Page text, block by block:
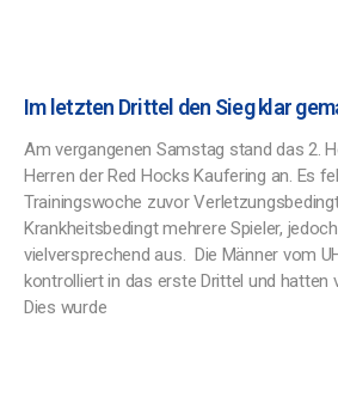
Im letzten Drittel den Sieg klar
Am vergangenen Samstag stand das 2.
Herren der Red Hocks Kaufering an. Es
Trainingswoche zuvor
Krankheitsbedingt mehrere Spieler,
vielversprechend aus. Die Männer vom
kontrolliert in das erste Drittel und hatten
Dies wurde